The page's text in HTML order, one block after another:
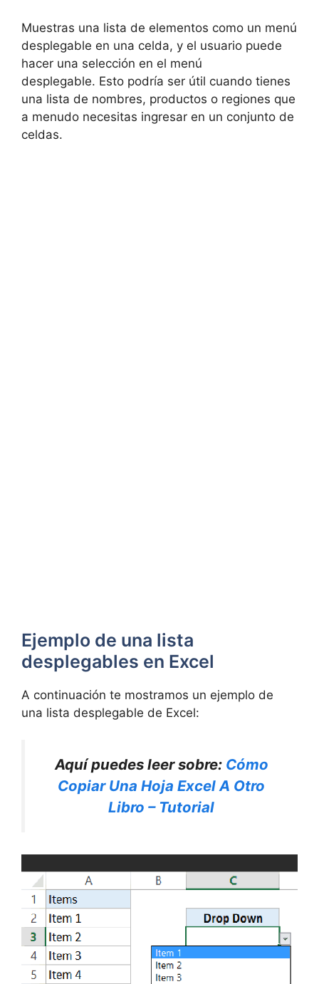
Muestras una lista de elementos como un menú
desplegable en una celda, y el usuario puede
hacer una selección en el menú
desplegable. Esto podría ser útil cuando tienes
una lista de nombres, productos o regiones que
a menudo necesitas ingresar en un conjunto de
celdas.
Ejemplo de una lista
desplegables en Excel
A continuación te mostramos un ejemplo de
una lista desplegable de Excel:
Aquí puedes leer sobre: Cómo
Copiar Una Hoja Excel A Otro
Libro – Tutorial